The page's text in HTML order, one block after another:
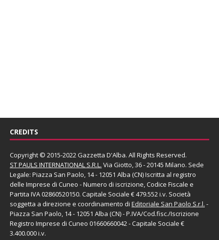
CREDITS
Copyright © 2015-2022 Gazzetta D'Alba. All Rights Reserved.
ST PAULS INTERNATIONAL S.R.L. Via Giotto, 36 - 20145 Milano. Sede
Legale: Piazza San Paolo, 14 - 12051 Alba (CN) Iscritta al registro
delle Imprese di Cuneo - Numero di iscrizione, Codice Fiscale e
Partita IVA 02860520150. Capitale Sociale € 479.552 i.v. Società
soggetta a direzione e coordinamento di Editoriale San Paolo S.r.l. -
Piazza San Paolo, 14 - 12051 Alba (CN) - P.IVA/Cod.fisc./Iscrizione
Registro Imprese di Cuneo 01660660042 - Capitale Sociale €
3.400.000 i.v.